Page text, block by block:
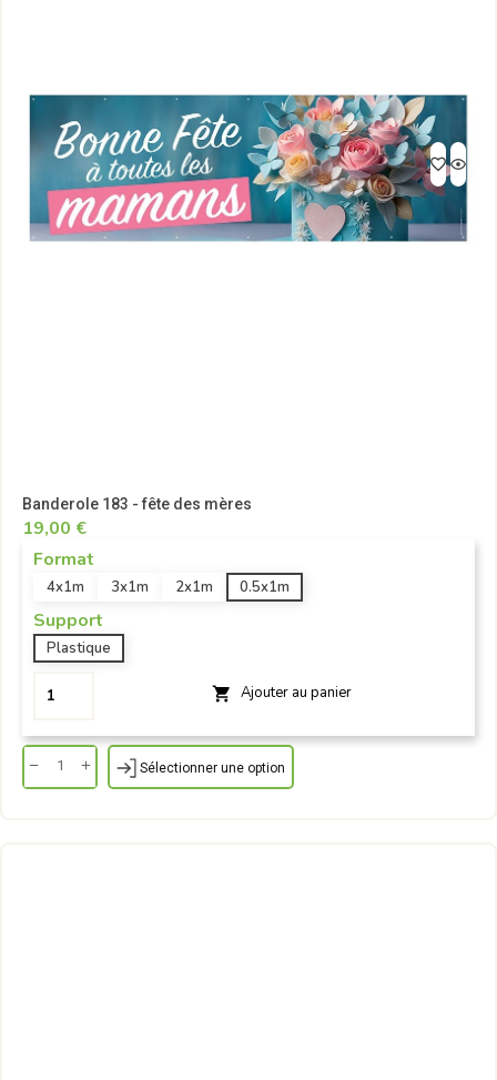
Banderole 183 - fête des mères
19,00 €
Format
4x1m 3x1m 2x1m 0.5x1m
Support
Plastique
 Ajouter au panier
Sélectionner une option